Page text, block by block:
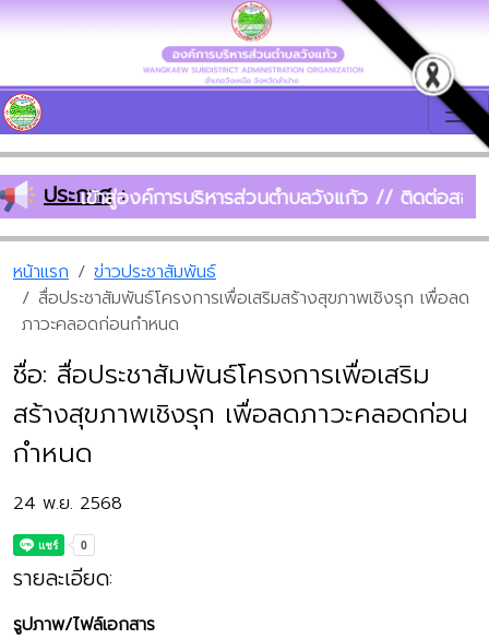
ประกาศ:
นรับเข้าสู่องค์การบริหารส่วนตำบลวังแก้ว // ติดต่อสอบถ
หน้าแรก
ข่าวประชาสัมพันธ์
สื่อประชาสัมพันธ์โครงการเพื่อเสริมสร้างสุขภาพเชิงรุก เพื่อลด
ภาวะคลอดก่อนกำหนด
ชื่อ: สื่อประชาสัมพันธ์โครงการเพื่อเสริม
สร้างสุขภาพเชิงรุก เพื่อลดภาวะคลอดก่อน
กำหนด
24 พ.ย. 2568
รายละเอียด:
รูปภาพ/ไฟล์เอกสาร